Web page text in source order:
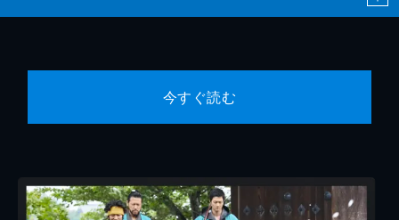
今すぐ読む